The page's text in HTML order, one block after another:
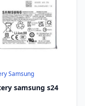
Samsung
samsung s24